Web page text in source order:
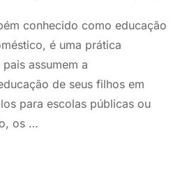
conhecido como educação
é uma prática
assumem a
de seus filhos em
para escolas públicas ou
os …